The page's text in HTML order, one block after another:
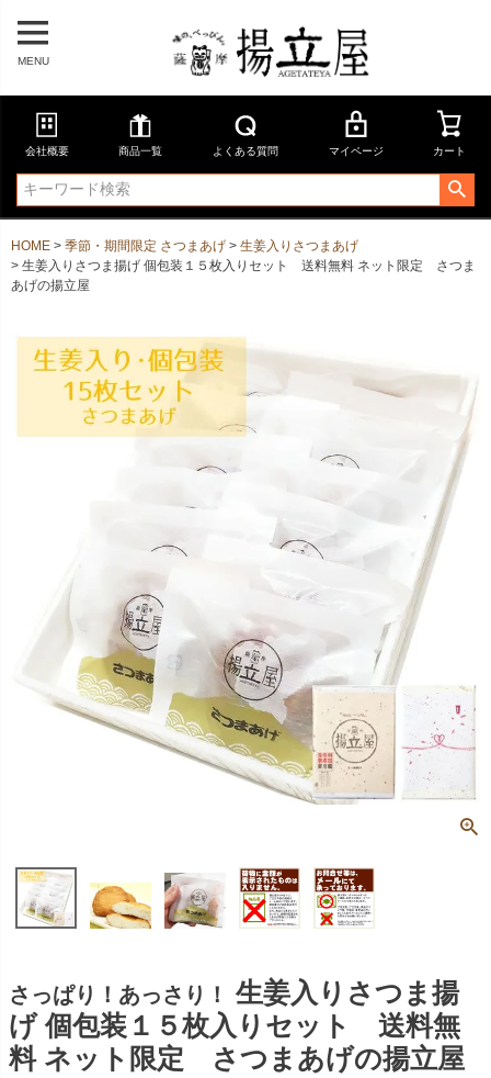
MENU
会社概要 商品一覧 よくある質問 マイページ カート
HOME 季節・期間限定 さつまあげ
生姜入りさつまあげ
生姜入りさつま揚げ 個包装１５枚入りセット 送料無料 ネット限定 さつま
あげの揚立屋
さっぱり！あっさり！
生姜入りさつま揚
げ 個包装１５枚入りセット 送料無
料 ネット限定 さつまあげの揚立屋